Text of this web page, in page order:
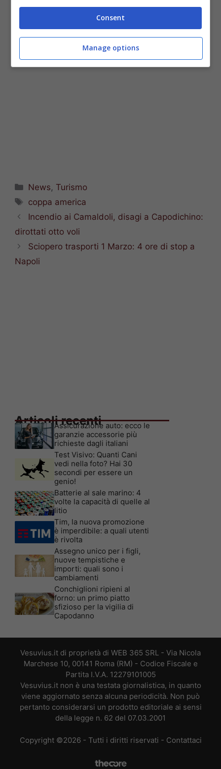
facile immaginarlo. Avrebbe di certo conteso la
leadership al Salone di Genova”.
Categorie
News, Turismo
Tag
coppa america
Incendio ai Camaldoli, disagi a Capodichino:
dirottati otto voli
Sciopero trasporti 1 Marzo: 4 ore di stop a
Napoli
Articoli recenti
Assicurazione auto: ecco le
garanzie accessorie più
richieste dagli italiani
Test Visivo: Quanti Cani
vedi nella foto? Hai 30
secondi per essere un
genio!
Batterie al sale marino: 4
volte la capacità di quelle al
litio
Tim, la nuova promozione
è imperdibile: a quali utenti
è rivolta
Assegno unico per i figli,
nuove tempistiche e
importi: quali sono i
cambiamenti
Conchiglioni ripieni al
forno: un primo piatto
sfizioso per la vigilia di
Capodanno
Vesuvius.it di proprietà di WEB 365 SRL - Via Nicola
Marchese 10, 00141 Roma (RM) - Codice Fiscale e
Partita I.V.A. 12279101005
Vesuvius.it non è una testata giornalistica, in quanto
viene aggiornato senza alcuna periodicità. Non può
pertanto considerarsi un prodotto editoriale ai sensi
della legge n. 62 del 07.03.2001
Copyright ©2026 - Tutti i diritti riservati - Contattaci
Consent
Manage options